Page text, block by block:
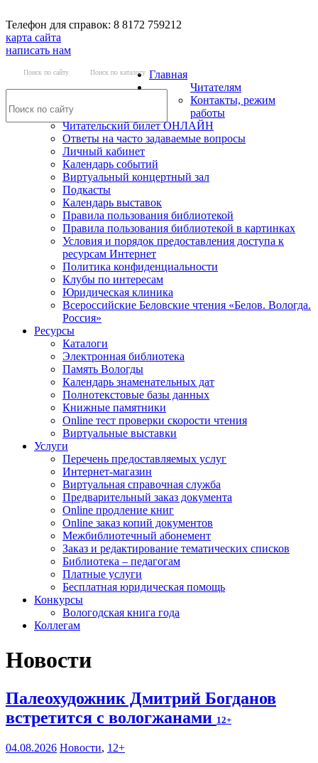
Телефон для справок: 8 8172 759212
карта сайта
написать нам
Поиск по сайту Поиск по каталогу Главная
Читателям
Контакты, режим
работы
Читательский билет ОНЛАЙН
Ответы на часто задаваемые вопросы
Личный кабинет
Календарь событий
Виртуальный концертный зал
Подкасты
Календарь выставок
Правила пользования библиотекой
Правила пользования библиотекой в картинках
Условия и порядок предоставления доступа к
ресурсам Интернет
Политика конфиденциальности
Клубы по интересам
Юридическая клиника
Всероссийские Беловские чтения «Белов. Вологда.
Россия»
Ресурсы
Каталоги
Электронная библиотека
Память Вологды
Календарь знаменательных дат
Полнотекстовые базы данных
Книжные памятники
Online тест проверки скорости чтения
Виртуальные выставки
Услуги
Перечень предоставляемых услуг
Интернет-магазин
Виртуальная справочная служба
Предварительный заказ документа
Online продление книг
Online заказ копий документов
Межбиблиотечный абонемент
Заказ и редактирование тематических списков
Библиотека – педагогам
Платные услуги
Бесплатная юридическая помощь
Конкурсы
Вологодская книга года
Коллегам
Новости
Палеохудожник Дмитрий Богданов
встретится с вологжанами 12+
04.08.2026 Новости, 12+